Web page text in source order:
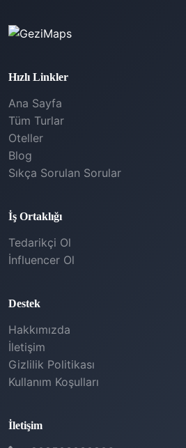
Hızlı Linkler
Ana Sayfa
Tüm Turlar
Oteller
Blog
Sıkça Sorulan Sorular
İş Ortaklığı
Tedarikçi Ol
İnfluencer Ol
Destek
Hakkımızda
İletişim
Gizlilik Politikası
Kullanım Koşulları
İletişim